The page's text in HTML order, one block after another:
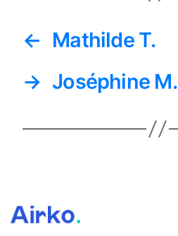
← Mathilde T.
→ Joséphine M.